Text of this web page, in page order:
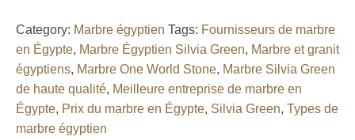
Category: Marbre égyptien Tags: Fournisseurs de marbre
en Égypte, Marbre Égyptien Silvia Green, Marbre et granit
égyptiens, Marbre One World Stone, Marbre Silvia Green
de haute qualité, Meilleure entreprise de marbre en
Égypte, Prix du marbre en Égypte, Silvia Green, Types de
marbre égyptien